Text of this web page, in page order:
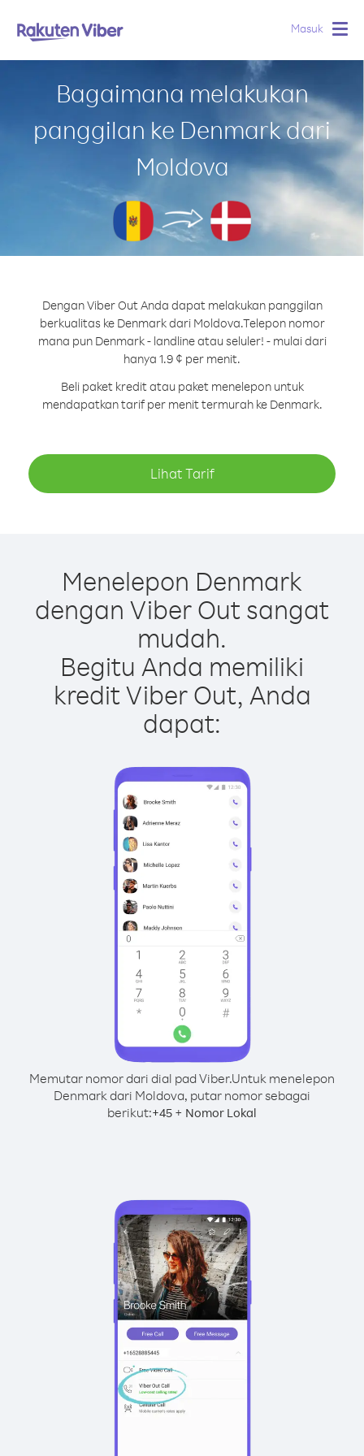
Masuk
Bagaimana melakukan
panggilan ke Denmark dari
Moldova
Dengan Viber Out Anda dapat melakukan panggilan
berkualitas ke Denmark dari Moldova.Telepon nomor
mana pun Denmark - landline atau seluler! - mulai dari
hanya 1.9 ¢ per menit.
Beli paket kredit atau paket menelepon untuk
mendapatkan tarif per menit termurah ke Denmark.
Lihat Tarif
Menelepon Denmark
dengan Viber Out sangat
mudah.
Begitu Anda memiliki
kredit Viber Out, Anda
dapat:
Memutar nomor dari dial pad Viber.Untuk menelepon
Denmark dari Moldova, putar nomor sebagai
berikut:+45 + Nomor Lokal